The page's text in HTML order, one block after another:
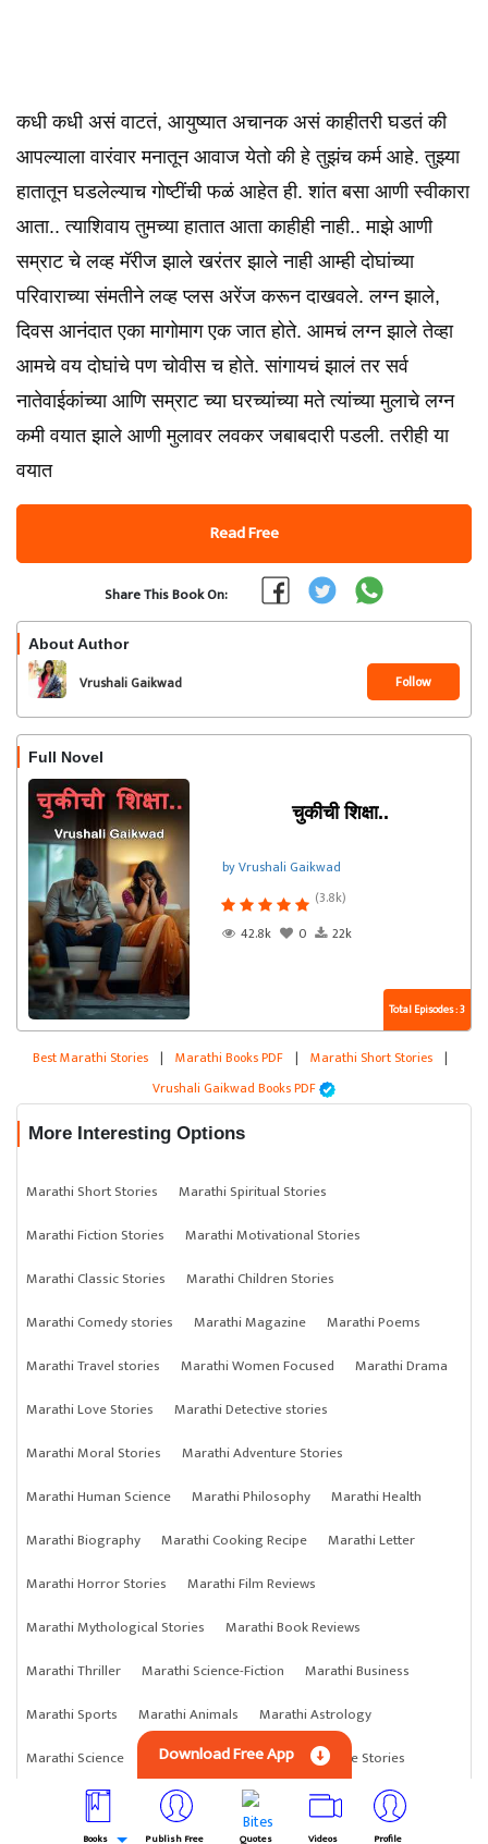
कधी कधी असं वाटतं, आयुष्यात अचानक असं काहीतरी घडतं की
आपल्याला वारंवार मनातून आवाज येतो की हे तुझंच कर्म आहे. तुझ्या
हातातून घडलेल्याच गोष्टींची फळं आहेत ही. शांत बसा आणी स्वीकारा
आता.. त्याशिवाय तुमच्या हातात आता काहीही नाही.. माझे आणी
सम्राट चे लव्ह मॅरीज झाले खरंतर झाले नाही आम्ही दोघांच्या
परिवाराच्या संमतीने लव्ह प्लस अरेंज करून दाखवले. लग्न झाले,
दिवस आनंदात एका मागोमाग एक जात होते. आमचं लग्न झाले तेव्हा
आमचे वय दोघांचे पण चोवीस च होते. सांगायचं झालं तर सर्व
नातेवाईकांच्या आणि सम्राट च्या घरच्यांच्या मते त्यांच्या मुलाचे लग्न
कमी वयात झाले आणी मुलावर लवकर जबाबदारी पडली. तरीही या
वयात
Read Free
Share This Book On:
About Author
Vrushali Gaikwad Follow
Full Novel
चुकीची शिक्षा..
by Vrushali Gaikwad
(3.8k)
42.8k
0 22k
Total Episodes : 3
Best Marathi Stories | Marathi Books PDF | Marathi Short Stories |
Vrushali Gaikwad Books PDF
More Interesting Options
Marathi Short Stories
Marathi Spiritual Stories
Marathi Fiction Stories
Marathi Motivational Stories
Marathi Classic Stories
Marathi Children Stories
Marathi Comedy stories
Marathi Magazine
Marathi Poems
Marathi Travel stories
Marathi Women Focused
Marathi Drama
Marathi Love Stories
Marathi Detective stories
Marathi Moral Stories
Marathi Adventure Stories
Marathi Human Science
Marathi Philosophy
Marathi Health
Marathi Biography
Marathi Cooking Recipe
Marathi Letter
Marathi Horror Stories
Marathi Film Reviews
Marathi Mythological Stories
Marathi Book Reviews
Marathi Thriller
Marathi Science-Fiction
Marathi Business
Marathi Sports
Marathi Animals
Marathi Astrology
Marathi Science
Marathi Anything Marathi Crime Stories
Download Free App
Books Publish Free Quotes Videos Profile